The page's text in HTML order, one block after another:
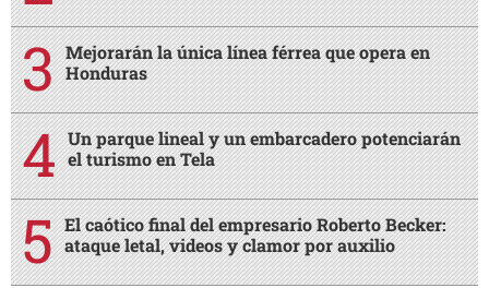
Mejorarán la única línea férrea que opera en
Honduras
Un parque lineal y un embarcadero potenciarán
el turismo en Tela
El caótico final del empresario Roberto Becker:
ataque letal, videos y clamor por auxilio